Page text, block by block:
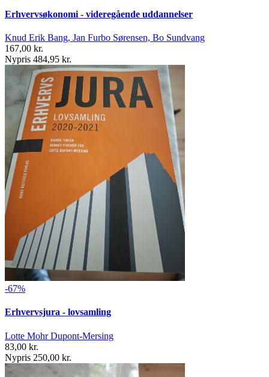
Erhvervsøkonomi - videregående uddannelser
Knud Erik Bang, Jan Furbo Sørensen, Bo Sundvang
167,00 kr.
Nypris 484,95 kr.
-67%
Erhvervsjura - lovsamling
Lotte Mohr Dupont-Mersing
83,00 kr.
Nypris 250,00 kr.